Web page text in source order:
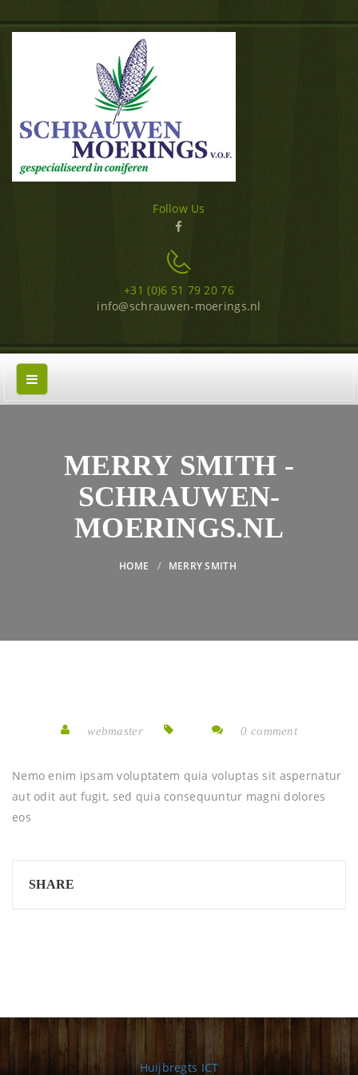
Follow Us
+31 (0)6 51 79 20 76
info@schrauwen-moerings.nl
MERRY SMITH -
SCHRAUWEN-
MOERINGS.NL
HOME MERRY SMITH
webmaster 0 comment
Nemo enim ipsam voluptatem quia voluptas sit aspernatur
aut odit aut fugit, sed quia consequuntur magni dolores
eos
SHARE
Huijbregts ICT